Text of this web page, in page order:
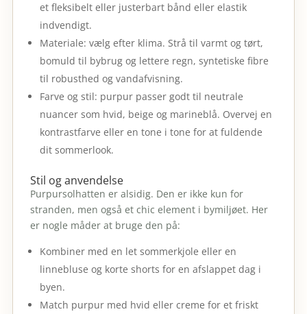
et fleksibelt eller justerbart bånd eller elastik
indvendigt.
Materiale: vælg efter klima. Strå til varmt og tørt,
bomuld til bybrug og lettere regn, syntetiske fibre
til robusthed og vandafvisning.
Farve og stil: purpur passer godt til neutrale
nuancer som hvid, beige og marineblå. Overvej en
kontrastfarve eller en tone i tone for at fuldende
dit sommerlook.
Stil og anvendelse
Purpursolhatten er alsidig. Den er ikke kun for
stranden, men også et chic element i bymiljøet. Her
er nogle måder at bruge den på:
Kombiner med en let sommerkjole eller en
linnebluse og korte shorts for en afslappet dag i
byen.
Match purpur med hvid eller creme for et friskt